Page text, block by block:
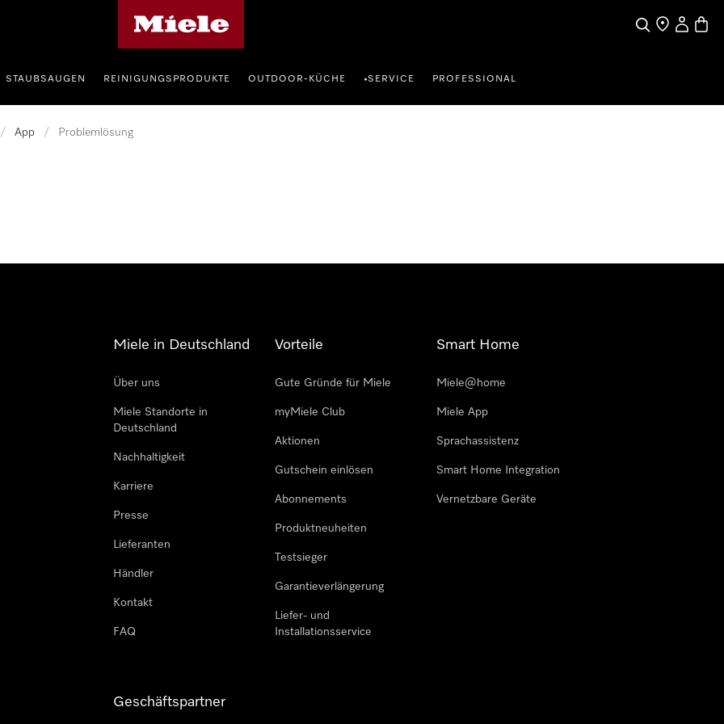
SucheHändler
Mein
STAUBSAUGEN REINIGUNGSPRODUKTE OUTDOOR-KÜCHE •SERVICE PROFESSIONAL
/ App / Problemlösung
Miele in Deutschland
Über uns
Miele Standorte in
Deutschland
Nachhaltigkeit
Karriere
Presse
Lieferanten
Händler
Kontakt
FAQ
Vorteile
Gute Gründe für Miele
myMiele Club
Aktionen
Gutschein einlösen
Abonnements
Produktneuheiten
Testsieger
Garantieverlängerung
Liefer- und
Installationsservice
Smart Home
Miele@home
Miele App
Sprachassistenz
Smart Home Integration
Vernetzbare Geräte
Geschäftspartner